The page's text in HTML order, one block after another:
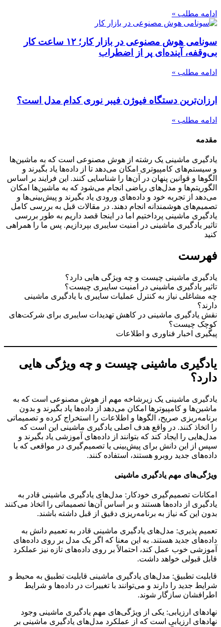
ادامه مطلب »
سونامی هوش مصنوعی در بازار کار؛ ۱۲ ساعت کار
بی‌وقفه، آینده‌ای پر از اضطراب
ادامه مطلب »
ارزان‌ترین دستگاه فیوژن فیبر نوری کدام مدل است؟
ادامه مطلب »
مقدمه
یادگیری ماشینی یک رشته از هوش مصنوعی است که به ماشین‌ها
و سیستم‌های کامپیوتری امکان می‌دهد تا از داده‌ها یاد بگیرند و
الگوها و قوانین پنهان در آن‌ها را شناسایی کنند. این فرایند بر اساس
الگوریتم‌ها و مدل‌های ریاضی انجام می‌شود که به ماشین‌ها امکان
می‌دهد از تجربه خود و داده‌های ورودی یاد بگیرند و پیش‌بینی‌ها و
تصمیم‌های هوشمندانه انجام دهند. در مقالات قبل به بررسی کامل
یادگیری ماشینی پرداختیم اما در اینجا قصد داریم به طور بررسی
تاثیر یادگیری ماشینی در امنیت سایبری بپردازیم. پس ما را همراهی
کنید
فهرست
یادگیری ماشینی چیست و چه ویژگی هایی دارد؟
تاثیر یادگیری ماشینی در امنیت سایبری چیست؟
چه مشاغلی نیاز به کنترل عملیات سایبری با یادگیری ماشینی
دارند؟
نقش یادگیری ماشینی در کاهش تهدیدات سایبری برای شرکت‌های
کوچک چیست؟
پیگیری اخبار فناوری و اطلاعات
یادگیری ماشینی چیست و چه ویژگی هایی
دارد؟
یادگیری ماشینی یک زیرشاخه مهم از هوش مصنوعی است که به
ماشین‌ها و کامپیوترها امکان می‌دهد از داده‌ها یاد بگیرند و بدون
برنامه‌ریزی صریح، الگوها و اطلاعات را استخراج کرده و تصمیماتی
را اتخاذ کنند. در واقع هدف اصلی یادگیری ماشینی این است که
مدل‌هایی را ایجاد کند که بتوانند از داده‌های آموزشی یاد بگیرند و
سپس از این دانش برای پیش‌بینی یا تصمیم‌گیری در مواقعی که با
داده‌های جدید روبرو هستند، استفاده کنند.
ویژگی‌های مهم یادگیری ماشینی
امکانات تصمیم‌گیری خودکار: مدل‌های یادگیری ماشینی قادر به
یادگیری از داده‌ها هستند و بر اساس آن‌ها تصمیماتی را اتخاذ می‌کنند
بدون این که نیاز به برنامه‌ریزی دقیق از قبل داشته باشند.
تعمیم‌ پذیری: مدل‌های یادگیری ماشینی قادر به تعمیم دانش به
داده‌های جدید هستند. به این معنا که اگر یک مدل بر روی داده‌های
آموزشی خوب عمل کند، احتمالاً بر روی داده‌های تازه نیز عملکرد
قابل قبولی خواهد داشت.
قابلیت تطبیق: مدل‌های یادگیری ماشینی قابلیت تطبیق به محیط و
شرایط جدید را دارند و می‌توانند با تغییرات در داده‌ها و شرایط
اطرافشان سازگار شوند.
نهادهای ارزیابی: یکی از ویژگی‌های مهم یادگیری ماشینی وجود
نهادهای ارزیابی است که از عملکرد مدل‌های یادگیری ماشینی بر